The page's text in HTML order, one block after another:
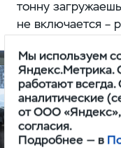
тонну
не включается –
Мы используем
Яндекс.Метрика.
работают
аналитические
от ООО
согласия.
Подробнее — в